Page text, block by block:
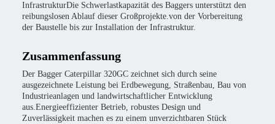
InfrastrukturDie Schwerlastkapazität des Baggers unterstützt den
reibungslosen Ablauf dieser Großprojekte.von der Vorbereitung
der Baustelle bis zur Installation der Infrastruktur.
Zusammenfassung
Der Bagger Caterpillar 320GC zeichnet sich durch seine
ausgezeichnete Leistung bei Erdbewegung, Straßenbau, Bau von
Industrieanlagen und landwirtschaftlicher Entwicklung
aus.Energieeffizienter Betrieb, robustes Design und
Zuverlässigkeit machen es zu einem unverzichtbaren Stück